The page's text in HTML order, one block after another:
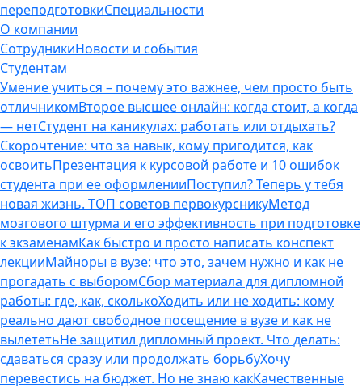
переподготовкиСпециальности
О компании
СотрудникиНовости и события
Студентам
Умение учиться – почему это важнее, чем просто быть
отличникомВторое высшее онлайн: когда стоит, а когда
— нетСтудент на каникулах: работать или отдыхать?
Скорочтение: что за навык, кому пригодится, как
освоитьПрезентация к курсовой работе и 10 ошибок
студента при ее оформленииПоступил? Теперь у тебя
новая жизнь. ТОП советов первокурсникуМетод
мозгового штурма и его эффективность при подготовке
к экзаменамКак быстро и просто написать конспект
лекцииМайноры в вузе: что это, зачем нужно и как не
прогадать с выборомСбор материала для дипломной
работы: где, как, сколькоХодить или не ходить: кому
реально дают свободное посещение в вузе и как не
вылететьНе защитил дипломный проект. Что делать:
сдаваться сразу или продолжать борьбуХочу
перевестись на бюджет. Но не знаю какКачественные